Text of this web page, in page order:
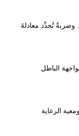
تُجدِّد معادلةَ
الباطل
الرعاية